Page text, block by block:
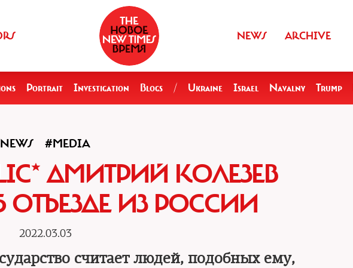
NEWS ARCHIVE
Portrait Investigation Blogs / Ukraine Israel Navalny Trump
#MEDIA
ДМИТРИЙ КОЛЕЗЕВ
ИЗ РОССИИ
2022.03.03
считает людей, подобных ему,